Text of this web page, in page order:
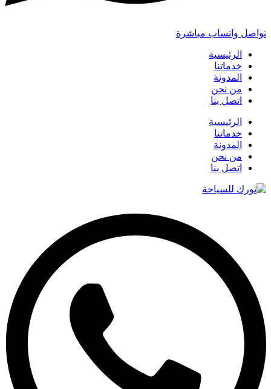
تواصل واتساب مباشرة
الرئيسية
خدماتنا
المدونة
من نحن
اتصل بنا
الرئيسية
خدماتنا
المدونة
من نحن
اتصل بنا